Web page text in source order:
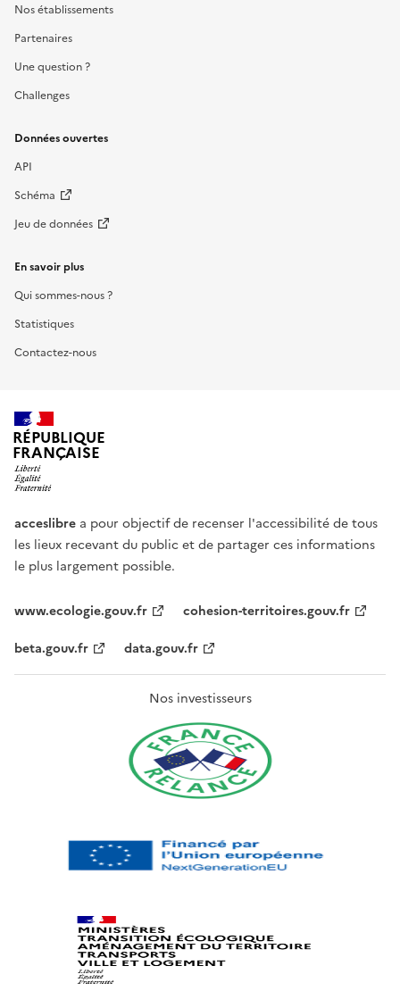
Nos établissements
Partenaires
Une question ?
Challenges
Données ouvertes
API
Schéma
Jeu de données
En savoir plus
Qui sommes-nous ?
Statistiques
Contactez-nous
RÉPUBLIQUE
FRANÇAISE
acceslibre a pour objectif de recenser l'accessibilité de tous
les lieux recevant du public et de partager ces informations
le plus largement possible.
www.ecologie.gouv.fr
cohesion-territoires.gouv.fr
beta.gouv.fr
data.gouv.fr
Nos investisseurs